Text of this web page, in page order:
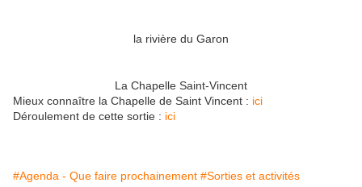
la rivière du Garon
La Chapelle Saint-Vincent
Mieux connaître la Chapelle de Saint Vincent : ici
Déroulement de cette sortie : ici
#Agenda - Que faire prochainement #Sorties et activités